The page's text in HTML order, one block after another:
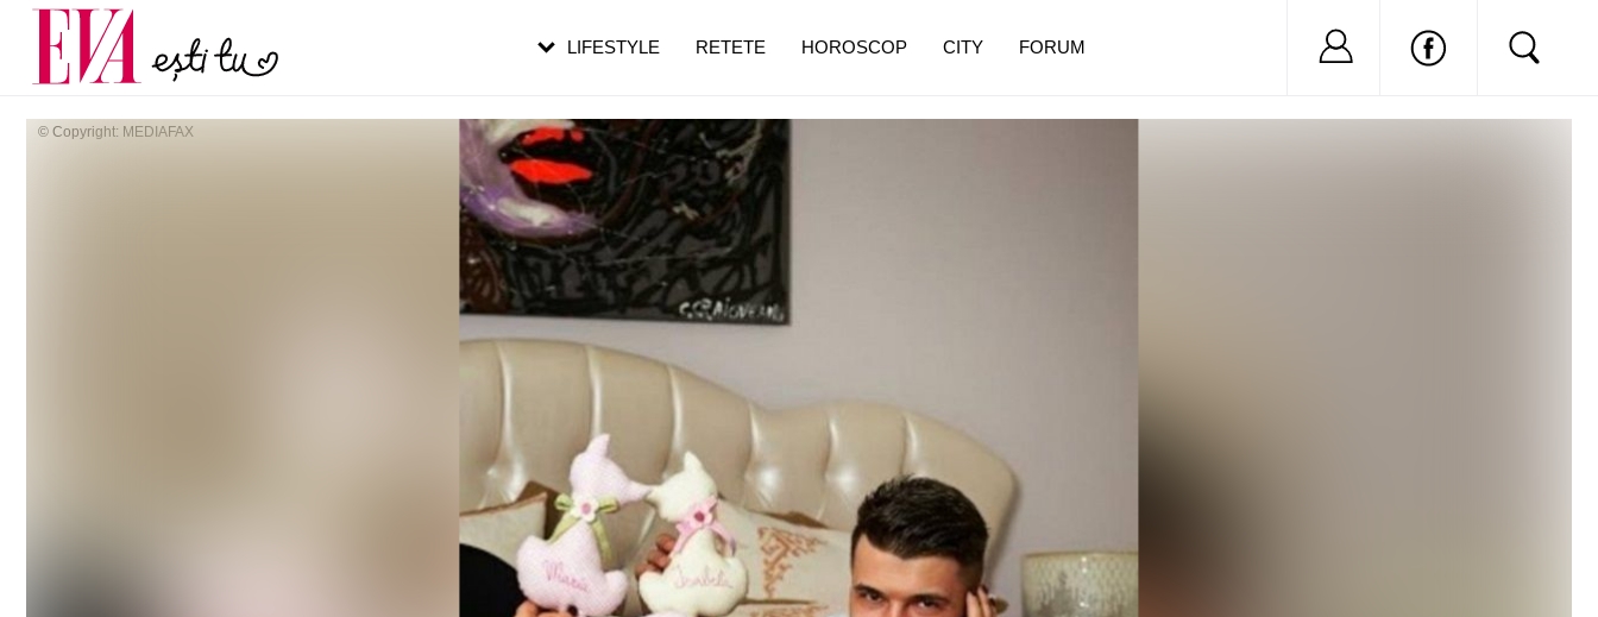
© Copyright: MEDIAFAX
LIFESTYLE RETETE HOROSCOP CITY FORUM Nu ai cont?
Carieră
Actualitate
pe măsură ce înaintezi în vârstă
de dureroasă este investigația